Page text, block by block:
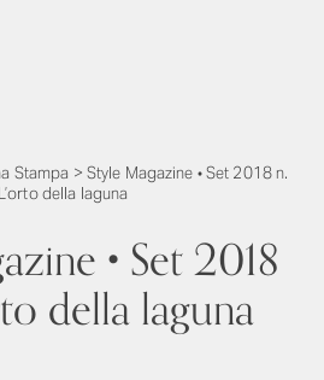
Stampa > Style Magazine • Set 2018 n.
della laguna
• Set 2018
della laguna